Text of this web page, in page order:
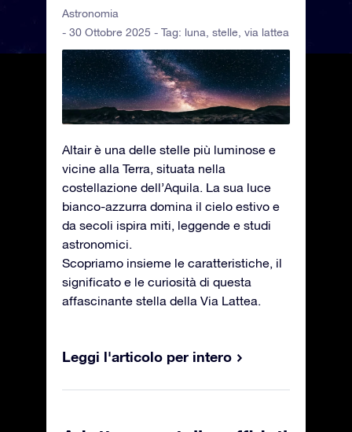
Astronomia
- 30 Ottobre 2025 - Tag: luna stelle via lattea
Altair è una delle stelle più luminose e
vicine alla Terra, situata nella
costellazione dell’Aquila. La sua luce
bianco-azzurra domina il cielo estivo e
da secoli ispira miti, leggende e studi
astronomici.
Scopriamo insieme le caratteristiche, il
significato e le curiosità di questa
affascinante stella della Via Lattea.
Leggi l'articolo per intero